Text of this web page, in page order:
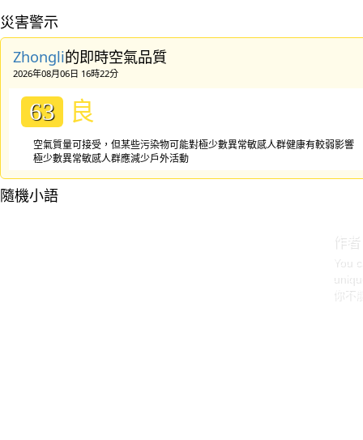
災害警示
Zhongli的即時空氣品質
2026年08月06日 16時22分
63 良
空氣質量可接受，但某些污染物可能對極少數異常敏感人群健康有較弱影響
極少數異常敏感人群應減少戶外活動
隨機小語
作
You
你